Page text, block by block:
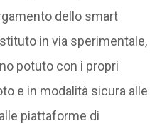
dello smart
in via sperimentale,
potuto con i propri
e in modalità sicura alle
piattaforme di